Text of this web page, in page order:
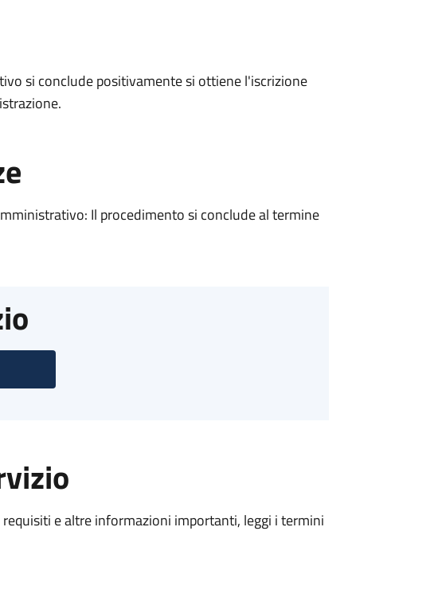
si conclude positivamente si ottiene l'iscrizione
Il procedimento si conclude al termine
e altre informazioni importanti, leggi i termini